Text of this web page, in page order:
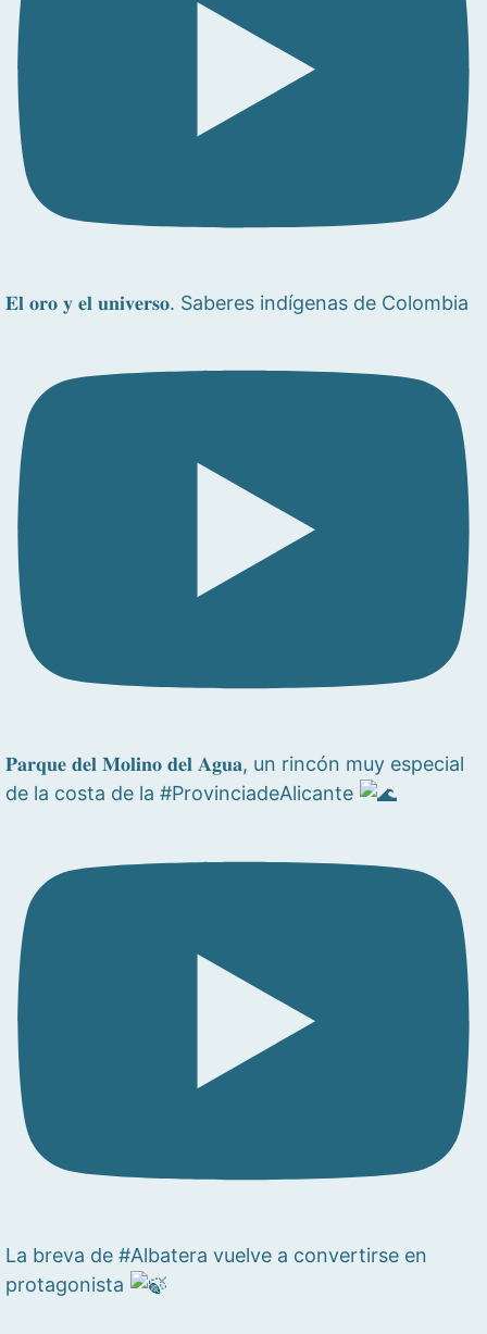
𝐄𝐥 𝐨𝐫𝐨 𝐲 𝐞𝐥 𝐮𝐧𝐢𝐯𝐞𝐫𝐬𝐨. Saberes indígenas de Colombia
𝐏𝐚𝐫𝐪𝐮𝐞 𝐝𝐞𝐥 𝐌𝐨𝐥𝐢𝐧𝐨 𝐝𝐞𝐥 𝐀𝐠𝐮𝐚, un rincón muy especial
de la costa de la #ProvinciadeAlicante
La breva de #Albatera vuelve a convertirse en
protagonista